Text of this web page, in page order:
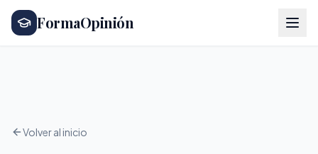
FormaOpinión
Volver al inicio